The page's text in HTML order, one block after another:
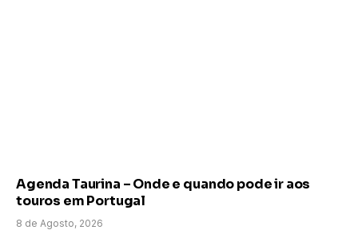
Agenda Taurina – Onde e quando pode ir aos
touros em Portugal
8 de Agosto, 2026